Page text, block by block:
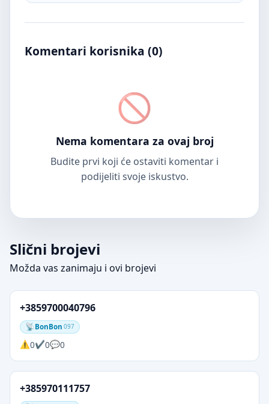
Komentari korisnika (0)
Nema komentara za ovaj broj
Budite prvi koji će ostaviti komentar i
podijeliti svoje iskustvo.
Slični brojevi
Možda vas zanimaju i ovi brojevi
+3859700040796
BonBon 097
0 0 0
+385970111757